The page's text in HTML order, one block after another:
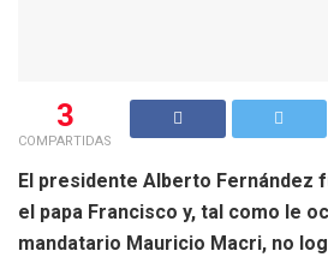
3
COMPARTIDAS
El presidente Alberto Fernández
el papa Francisco y, tal como le
mandatario Mauricio Macri, no